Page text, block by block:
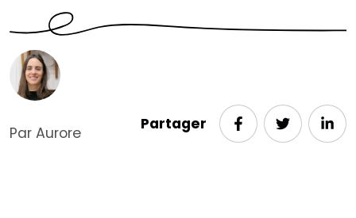
Par Aurore Partager